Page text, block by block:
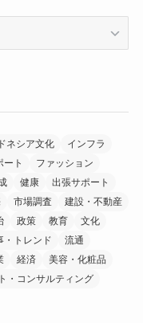
ネシア文化
インフラ
ート
ファッション
健康
出張サポート
市場調査
建設・不動産
政策 教育
文化
・トレンド
流通
経済
美容・化粧品
・コンサルティング